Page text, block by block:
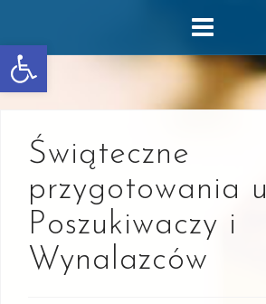
Otwórz pasek narzędzi
content
Świąteczne
przygotowania u
Poszukiwaczy i
Wynalazców